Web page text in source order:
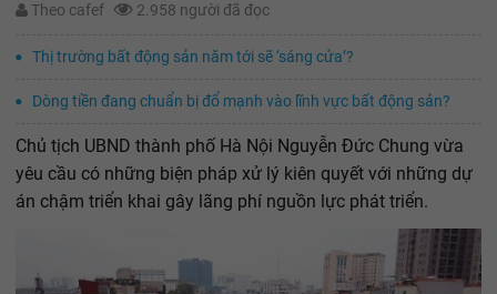
Theo cafef 2.958 người đã đọc
Thị trường bất động sản năm tới sẽ ‘sáng cửa’?
Dòng tiền đang chuẩn bị đổ mạnh vào lĩnh vực bất động sản?
Chủ tịch UBND thành phố Hà Nội Nguyễn Đức Chung vừa
yêu cầu có những biện pháp xử lý kiên quyết với những dự
án chậm triển khai gây lãng phí nguồn lực phát triển.